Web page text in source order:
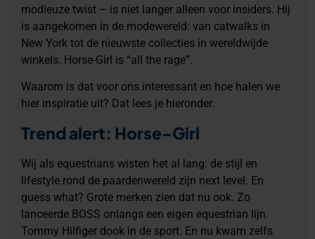
modieuze twist – is niet langer alleen voor insiders. Hij
is aangekomen in de modewereld: van catwalks in
New York tot de nieuwste collecties in wereldwijde
winkels. Horse-Girl is “all the rage”.
Waarom is dat voor ons interessant en hoe halen we
hier inspiratie uit? Dat lees je hieronder.
Trend alert: Horse-Girl
Wij als equestrians wisten het al lang: de stijl en
lifestyle rond de paardenwereld zijn next level. En
guess what? Grote merken zien dat nu ook. Zo
lanceerde BOSS onlangs een eigen equestrian lijn.
Tommy Hilfiger dook in de sport. En nu kwam zelfs